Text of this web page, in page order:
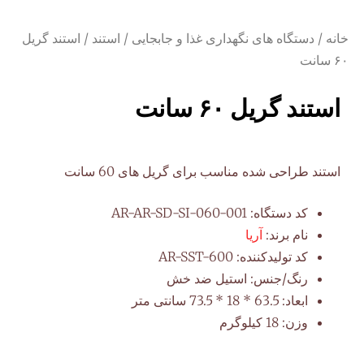
خانه / دستگاه های نگهداری غذا و جابجایی / استند / استند گریل
۶۰ سانت
استند گریل ۶۰ سانت
استند طراحی شده مناسب برای گریل های 60 سانت
کد دستگاه: AR-AR-SD-SI-060-001
نام برند: آریا
کد تولیدکننده: AR-SST-600
رنگ/جنس: استیل ضد خش
ابعاد: 63.5 * 18 * 73.5 سانتی متر
وزن: 18 کیلوگرم